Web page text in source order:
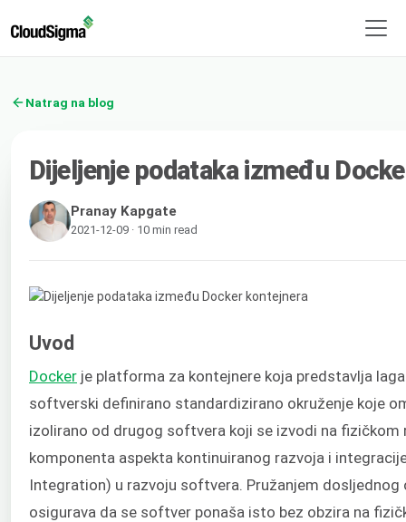
Natrag na blog
Dijeljenje podataka između
Pranay Kapgate
2021-12-09 · 10 min read
Uvod
Docker je platforma za kontejnere koja predstavlja
softverski definirano standardizirano okruženje koje
izolirano od drugog softvera koji se izvodi na fizičkom
komponenta aspekta kontinuiranog razvoja i
Integration) u razvoju softvera. Pružanjem dosljednog
osigurava da se softver ponaša isto bez obzira na